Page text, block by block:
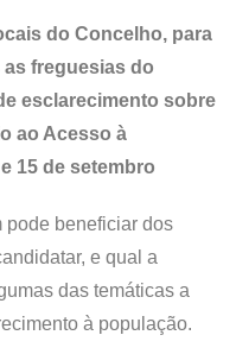
do Concelho, para
freguesias do
esclarecimento sobre
ao Acesso à
15 de setembro
pode beneficiar dos
e qual a
das temáticas a
à população.